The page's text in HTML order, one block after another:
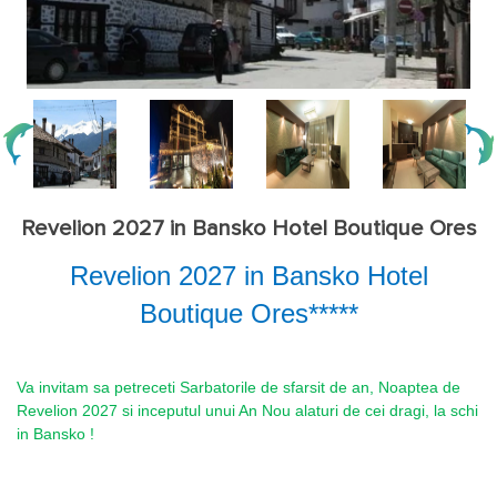
Revelion 2027 in Bansko Hotel Boutique Ores
Revelion 2027 in Bansko Hotel
Boutique Ores*****
Va invitam sa petreceti Sarbatorile de sfarsit de an, Noaptea de
Revelion 2027 si inceputul unui An Nou alaturi de cei dragi, la schi
in Bansko !